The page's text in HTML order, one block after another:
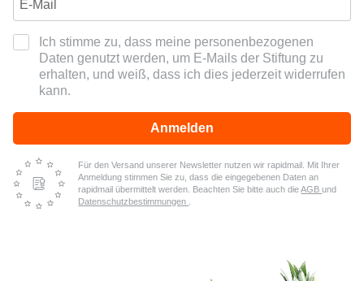
Ich stimme zu, dass meine personenbezogenen
Daten genutzt werden, um E-Mails der Stiftung zu
erhalten, und weiß, dass ich dies jederzeit widerrufen
kann.
Anmelden
Für den Versand unserer Newsletter nutzen wir rapidmail. Mit Ihrer
Anmeldung stimmen Sie zu, dass die eingegebenen Daten an
rapidmail übermittelt werden. Beachten Sie bitte auch dieAGBund
Datenschutzbestimmungen